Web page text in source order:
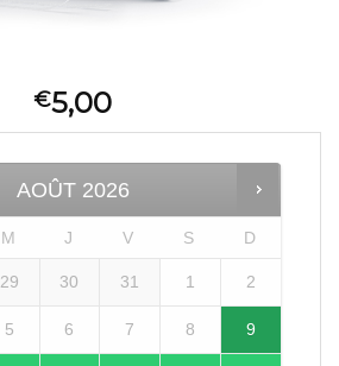
€5,00
AOÛT 2026
M J V S D
29 30 31 1 2
5 6 7 8 9